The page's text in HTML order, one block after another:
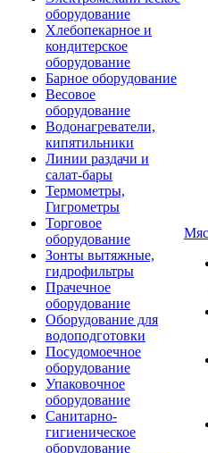
оборудование
Хлебопекарное и
кондитерское
оборудование
Барное оборудование
Весовое
оборудование
Водонагреватели,
кипятильники
Линии раздачи и
салат-бары
Термометры,
Гигрометры
Торговое
оборудование
Зонты вытяжные,
гидрофильтры
Прачечное
оборудование
Оборудование для
водоподготовки
Посудомоечное
оборудование
Упаковочное
оборудование
Санитарно-
гигиеническое
оборудование